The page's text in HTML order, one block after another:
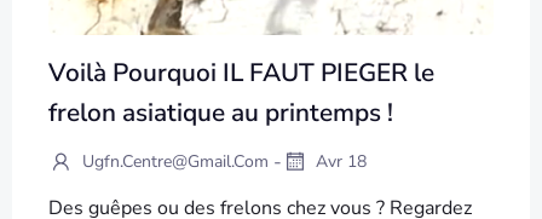
Voilà Pourquoi IL FAUT PIEGER le
frelon asiatique au printemps !
Ugfn.centre@gmail.com - Avr 18
Des guêpes ou des frelons chez vous ? Regardez